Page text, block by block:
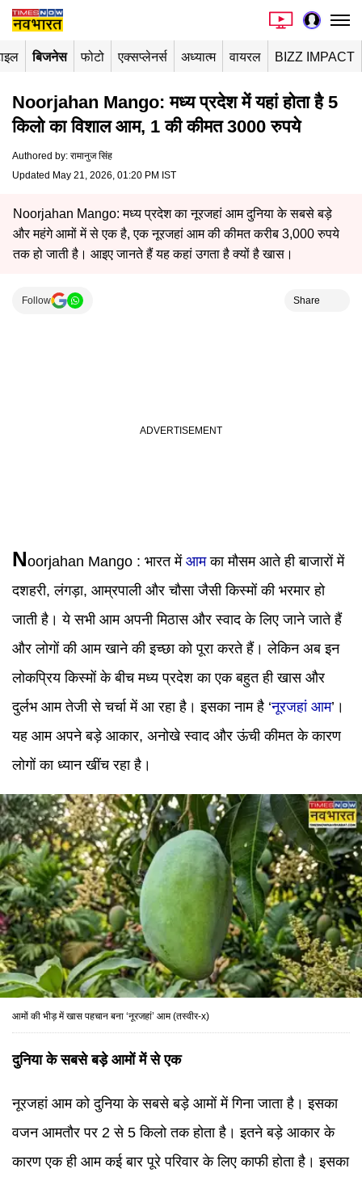
बिजनेस फोटो एक्सप्लेनर्स अध्यात्म वायरल BIZZ IMPACT
Noorjahan Mango: मध्य प्रदेश में यहां होता है 5
किलो का विशाल आम, 1 की कीमत 3000 रुपये
Authored by: रामानुज सिंह
Updated May 21, 2026, 01:20 PM IST
Noorjahan Mango: मध्य प्रदेश का नूरजहां आम दुनिया के सबसे बड़े
और महंगे आमों में से एक है, एक नूरजहां आम की कीमत करीब 3,000 रुपये
तक हो जाती है। आइए जानते हैं यह कहां उगता है क्यों है खास।
Follow Share
Noorjahan Mango : भारत में आमका मौसम आते ही बाजारों में
दशहरी, लंगड़ा, आम्रपाली और चौसा जैसी किस्मों की भरमार हो
जाती है। ये सभी आम अपनी मिठास और स्वाद के लिए जाने जाते हैं
और लोगों की आम खाने की इच्छा को पूरा करते हैं। लेकिन अब इन
लोकप्रिय किस्मों के बीच मध्य प्रदेश का एक बहुत ही खास और
दुर्लभ आम तेजी से चर्चा में आ रहा है। इसका नाम है ‘नूरजहां आम’।
यह आम अपने बड़े आकार, अनोखे स्वाद और ऊंची कीमत के कारण
लोगों का ध्यान खींच रहा है।
आमों की भीड़ में खास पहचान बना ‘नूरजहां’ आम (तस्वीर-x)
दुनिया के सबसे बड़े आमों में से एक
नूरजहां आम को दुनिया के सबसे बड़े आमों में गिना जाता है। इसका
वजन आमतौर पर 2 से 5 किलो तक होता है। इतने बड़े आकार के
कारण एक ही आम कई बार पूरे परिवार के लिए काफी होता है। इसका